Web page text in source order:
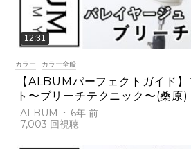
12:31
カラー カラー全般
【ALBUMパーフェクトガイド
ト〜ブリーチテクニック〜(桑原)
ALBUM
6年 前
7,003